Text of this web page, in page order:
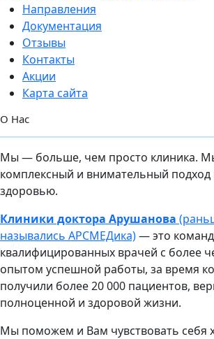
Направления
Документация
Отзывы
Контакты
Акции
Карта сайта
О Нас
Мы — больше, чем просто клиника.
комплексный и внимательный
здоровью.
Клиники доктора Арушанова
назывались АРСМЕДика)— это
квалифицированных врачей с более
опытом успешной работы, за время
получили более 20 000 пациентов,
полноценной и здоровой жизни.
Мы поможем и Вам чувствовать себя